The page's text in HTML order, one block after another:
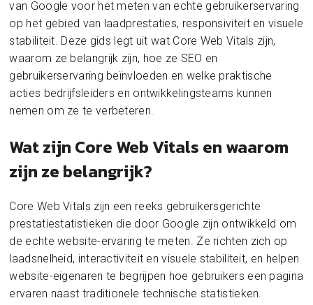
van Google voor het meten van echte gebruikerservaring
op het gebied van laadprestaties, responsiviteit en visuele
stabiliteit. Deze gids legt uit wat Core Web Vitals zijn,
waarom ze belangrijk zijn, hoe ze SEO en
gebruikerservaring beïnvloeden en welke praktische
acties bedrijfsleiders en ontwikkelingsteams kunnen
nemen om ze te verbeteren.
Wat zijn Core Web Vitals en waarom
zijn ze belangrijk?
Core Web Vitals zijn een reeks gebruikersgerichte
prestatiestatistieken die door Google zijn ontwikkeld om
de echte website-ervaring te meten. Ze richten zich op
laadsnelheid, interactiviteit en visuele stabiliteit, en helpen
website-eigenaren te begrijpen hoe gebruikers een pagina
ervaren naast traditionele technische statistieken.